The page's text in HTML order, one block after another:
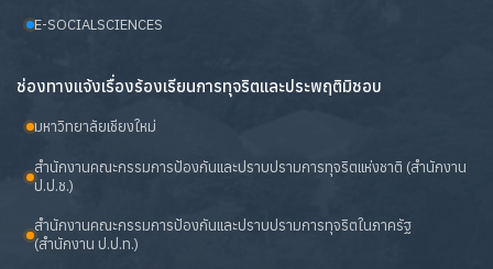
E-SOCIALSCIENCES
ช่องทางแจ้งเรื่องร้องเรียนการทุจริตและประพฤติมิชอบ
มหาวิทยาลัยเชียงใหม่
สำนักงานคณะกรรมการป้องกันและปราบปรามการทุจริตแห่งชาติ (สำนักงาน
ป.ป.ช.)
สำนักงานคณะกรรมการป้องกันและปราบปรามการทุจริตในภาครัฐ
(สำนักงาน ป.ป.ท.)